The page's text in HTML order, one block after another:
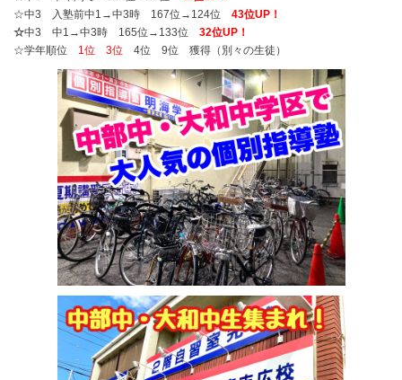
☆中3 入塾前中1→中3時 167位→124位 43位UP！
☆中3 中1→中3時 165位→133位
32位UP！
☆学年順位 1位 3位 4位 9位 獲得（別々の生徒）